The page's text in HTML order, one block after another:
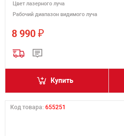
Цвет лазерного луча
Рабочий диапазон видимого луча
8 990 ₽
Купить
Код товара: 655251